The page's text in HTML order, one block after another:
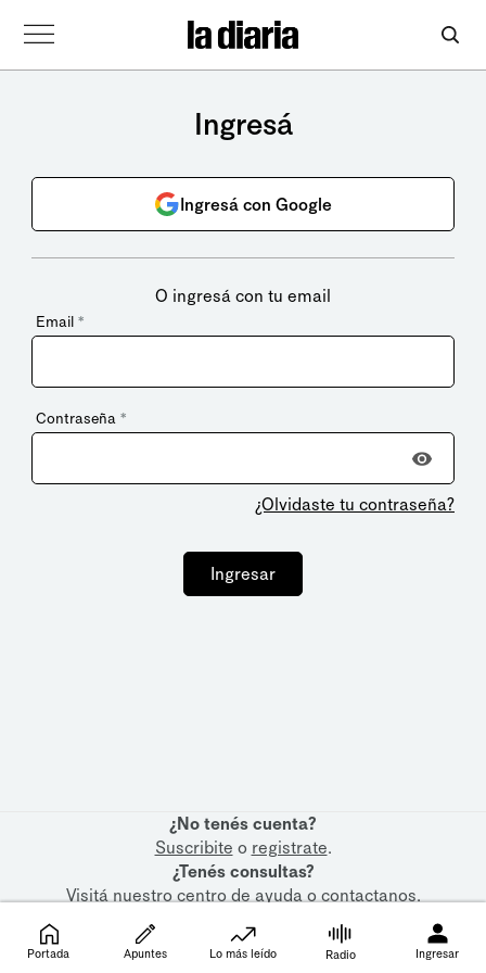
Ingresá
Ingresá con Google
O ingresá con tu email
Email *
Contraseña *
¿Olvidaste tu contraseña?
Ingresar
¿No tenés cuenta?
Suscribite o registrate.
¿Tenés consultas?
Visitá nuestrocentro de ayudaocontactanos.
Portada Apuntes Lo más leído Radio Ingresar